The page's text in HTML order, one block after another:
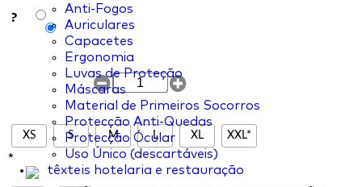
Anti-Fogos
Auriculares
Capacetes
Ergonomia
Luvas de Proteção
Máscaras
Material de Primeiros Socorros
Protecção Anti-Quedas
Protecção Ócular
Uso Único (descartáveis)
têxteis hotelaria e restauração
?
XS S M L XL XXL*
*